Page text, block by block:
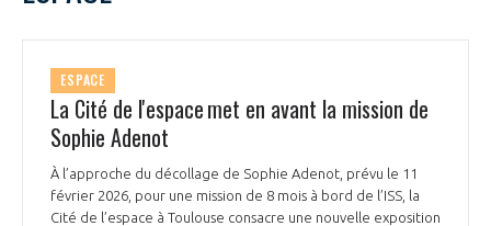
ESPACE
La Cité de l'espace met en avant la mission de
Sophie Adenot
À l’approche du décollage de Sophie Adenot, prévu le 11
février 2026, pour une mission de 8 mois à bord de l’ISS, la
Cité de l’espace à Toulouse consacre une nouvelle exposition